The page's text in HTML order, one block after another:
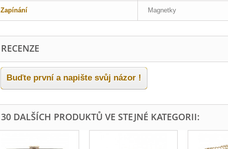
Zapínání Magnetky
RECENZE
Buďte první a napište svůj názor !
30 DALŠÍCH PRODUKTŮ VE STEJNÉ KATEGORII: